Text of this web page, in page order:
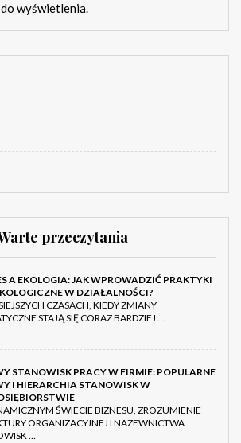
wyświetlenia.
przeczytania
A EKOLOGIA: JAK WPROWADZIĆ PRAKTYKI
W DZIAŁALNOŚCI?
CZASACH, KIEDY ZMIANY
STAJĄ SIĘ CORAZ BARDZIEJ …
STANOWISK PRACY W FIRMIE: POPULARNE
I HIERARCHIA STANOWISK W
ŚWIECIE BIZNESU, ZROZUMIENIE
ORGANIZACYJNEJ I NAZEWNICTWA
…